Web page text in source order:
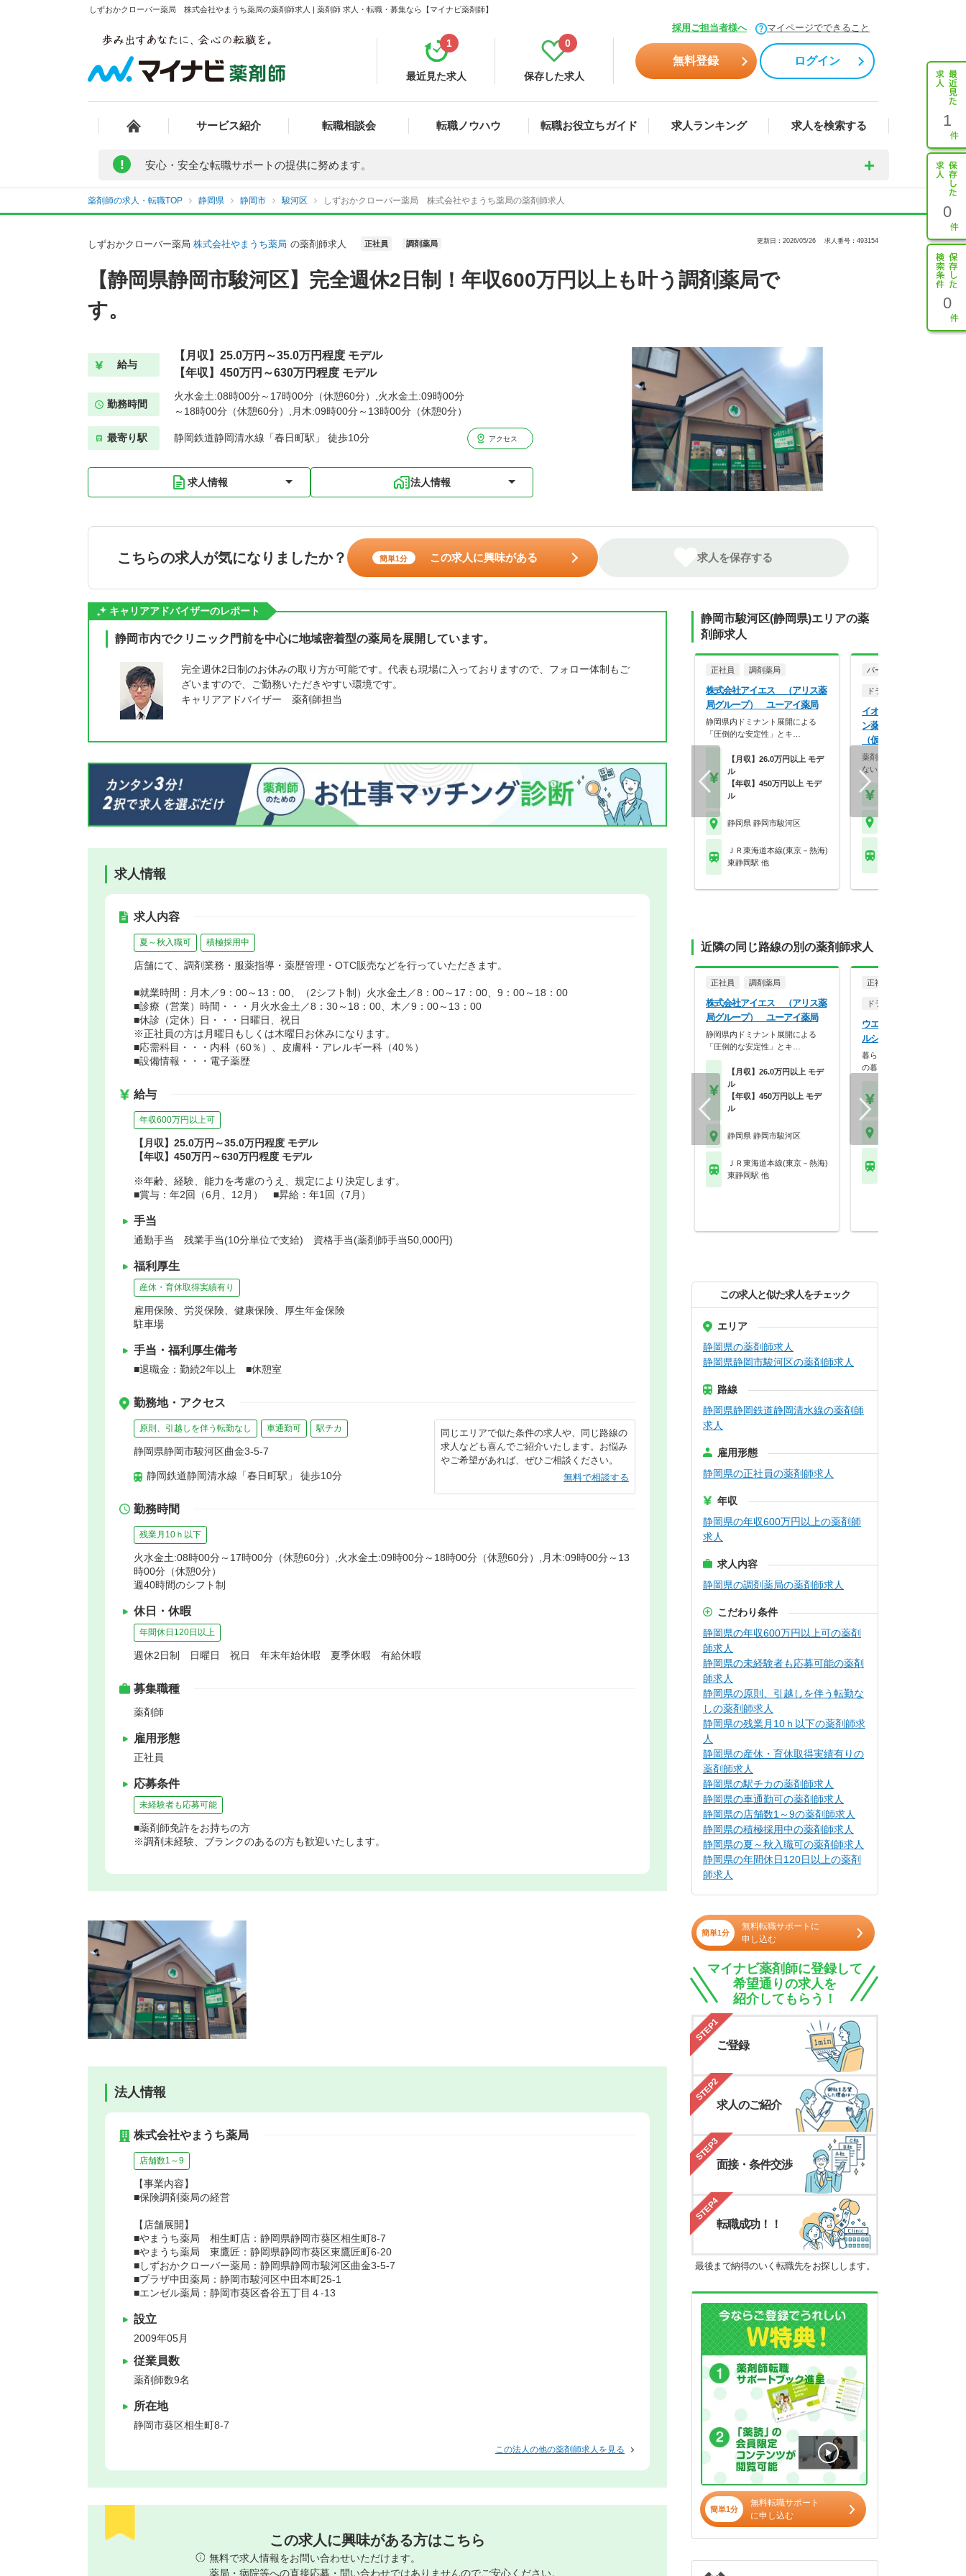
しずおかクローバー薬局 株式会社やまうち薬局の薬剤師求人 | 薬剤師 求人・転職・募集なら【マイナビ薬剤師】
採用ご担当者様へ マイページでできること
最近見た求人
1
保存した求人
0
無料登録 ログイン
サービス紹介 転職相談会 転職ノウハウ 転職お役立ちガイド 求人ランキング 求人を検索する 1
0
0
! 安心・安全な転職サポートの提供に努めます。
薬剤師の求人・転職TOP 静岡県 静岡市 駿河区 しずおかクローバー薬局 株式会社やまうち薬局の薬剤師求人
しずおかクローバー薬局 株式会社やまうち薬局 の薬剤師求人 正社員 調剤薬局 更新日：2026/05/26 求人番号：493154
【静岡県静岡市駿河区】完全週休2日制！年収600万円以上も叶う調剤薬局で
す。
給与
【月収】25.0万円～35.0万円程度 モデル
【年収】450万円～630万円程度 モデル
勤務時間
火水金土:08時00分～17時00分（休憩60分）,火水金土:09時00分
～18時00分（休憩60分）,月木:09時00分～13時00分（休憩0分）
最寄り駅 静岡鉄道静岡清水線「春日町駅」 徒歩10分 アクセス
求人情報 法人情報
こちらの求人が気になりましたか？ 簡単1分 この求人に興味がある 求人を保存する
キャリアアドバイザーのレポート
静岡市内でクリニック門前を中心に地域密着型の薬局を展開しています。
完全週休2日制のお休みの取り方が可能です。代表も現場に入っておりますので、フォロー体制もご
ざいますので、ご勤務いただきやすい環境です。
キャリアアドバイザー 薬剤師担当
求人情報
求人内容
夏～秋入職可 積極採用中
店舗にて、調剤業務・服薬指導・薬歴管理・OTC販売などを行っていただきます。
■就業時間：月木／9：00～13：00、（2シフト制）火水金土／8：00～17：00、9：00～18：00
■診療（営業）時間・・・月火水金土／8：30～18：00、木／9：00～13：00
■休診（定休）日・・・日曜日、祝日
※正社員の方は月曜日もしくは木曜日お休みになります。
■応需科目・・・内科（60％）、皮膚科・アレルギー科（40％）
■設備情報・・・電子薬歴
給与
年収600万円以上可
【月収】25.0万円～35.0万円程度 モデル
【年収】450万円～630万円程度 モデル
※年齢、経験、能力を考慮のうえ、規定により決定します。
■賞与：年2回（6月、12月） ■昇給：年1回（7月）
手当
通勤手当 残業手当(10分単位で支給) 資格手当(薬剤師手当50,000円)
福利厚生
産休・育休取得実績有り
雇用保険、労災保険、健康保険、厚生年金保険
駐車場
手当・福利厚生備考
■退職金：勤続2年以上 ■休憩室
勤務地・アクセス
原則、引越しを伴う転勤なし 車通勤可 駅チカ
静岡県静岡市駿河区曲金3-5-7
静岡鉄道静岡清水線「春日町駅」 徒歩10分
同じエリアで似た条件の求人や、同じ路線の
求人なども喜んでご紹介いたします。お悩み
やご希望があれば、ぜひご相談ください。
無料で相談する
勤務時間
残業月10ｈ以下
火水金土:08時00分～17時00分（休憩60分）,火水金土:09時00分～18時00分（休憩60分）,月木:09時00分～13
時00分（休憩0分）
週40時間のシフト制
休日・休暇
年間休日120日以上
週休2日制 日曜日 祝日 年末年始休暇 夏季休暇 有給休暇
募集職種
薬剤師
雇用形態
正社員
応募条件
未経験者も応募可能
■薬剤師免許をお持ちの方
※調剤未経験、ブランクのあるの方も歓迎いたします。
法人情報
株式会社やまうち薬局
店舗数1～9
【事業内容】
■保険調剤薬局の経営
【店舗展開】
■やまうち薬局 相生町店：静岡県静岡市葵区相生町8-7
■やまうち薬局 東鷹匠：静岡県静岡市葵区東鷹匠町6-20
■しずおかクローバー薬局：静岡県静岡市駿河区曲金3-5-7
■プラザ中田薬局：静岡市駿河区中田本町25-1
■エンゼル薬局：静岡市葵区沓谷五丁目４-13
設立
2009年05月
従業員数
薬剤師数9名
所在地
静岡市葵区相生町8-7
この法人の他の薬剤師求人を見る
この求人に興味がある方はこちら
無料で求人情報をお問い合わせいただけます。
薬局・病院等への直接応募・問い合わせではありませんのでご安心ください。
静岡市駿河区(静岡県)エリアの薬
剤師求人
正社員 調剤薬局
株式会社アイエス （アリス薬
局グループ） ユーアイ薬局
静岡県内ドミナント展開による
「圧倒的な安定性」とキ…
【月収】26.0万円以上 モデ
ル
【年収】450万円以上 モデ
ル
静岡県 静岡市駿河区
ＪＲ東海道本線(東京－熱海)
東静岡駅 他
パート・アルバイト
ドラッグストア（調剤併設
イオンリテール株式会社
ン薬局イオンスタイル静
（仮名）
薬剤師を、一つの職業で終わ
ない。バイヤー、商品…
近隣の同じ路線の別の薬剤師求人
正社員 調剤薬局
株式会社アイエス （アリス薬
局グループ） ユーアイ薬局
静岡県内ドミナント展開による
「圧倒的な安定性」とキ…
【月収】26.0万円以上 モデ
ル
【年収】450万円以上 モデ
ル
静岡県 静岡市駿河区
ＪＲ東海道本線(東京－熱海)
東静岡駅 他
正社員
ドラッグストア（調剤併設
ウエルシア薬局株式会社
ルシア静岡中吉田店
暮らしを支える仕事だから、
の暮らしも大切に。業…
この求人と似た求人をチェック
エリア
静岡県の薬剤師求人
静岡県静岡市駿河区の薬剤師求人
路線
静岡県静岡鉄道静岡清水線の薬剤師
求人
雇用形態
静岡県の正社員の薬剤師求人
年収
静岡県の年収600万円以上の薬剤師
求人
求人内容
静岡県の調剤薬局の薬剤師求人
こだわり条件
静岡県の年収600万円以上可の薬剤
師求人
静岡県の未経験者も応募可能の薬剤
師求人
静岡県の原則、引越しを伴う転勤な
しの薬剤師求人
静岡県の残業月10ｈ以下の薬剤師求
人
静岡県の産休・育休取得実績有りの
薬剤師求人
静岡県の駅チカの薬剤師求人
静岡県の車通勤可の薬剤師求人
静岡県の店舗数1～9の薬剤師求人
静岡県の積極採用中の薬剤師求人
静岡県の夏～秋入職可の薬剤師求人
静岡県の年間休日120日以上の薬剤
師求人
簡単1分
無料転職サポートに
申し込む
マイナビ薬剤師に登録して
希望通りの求人を
紹介してもらう！
STEP1
ご登録
STEP2
求人のご紹介
STEP3
面接・条件交渉
STEP4
転職成功！！
最後まで納得のいく転職先をお探しします。
簡単1分
無料転職サポート
に申し込む